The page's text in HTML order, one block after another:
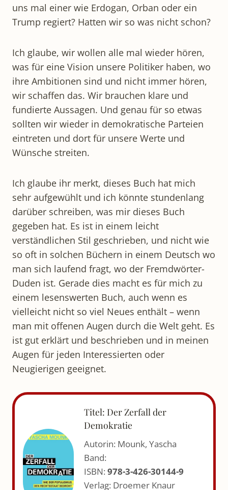
uns mal einer wie Erdogan, Orban oder ein
Trump regiert? Hatten wir so was nicht schon?
Ich glaube, wir wollen alle mal wieder hören,
was für eine Vision unsere Politiker haben, wo
ihre Ambitionen sind und nicht immer hören,
wir schaffen das. Wir brauchen klare und
fundierte Aussagen. Und genau für so etwas
sollten wir wieder in demokratische Parteien
eintreten und dort für unsere Werte und
Wünsche streiten.
Ich glaube ihr merkt, dieses Buch hat mich
sehr aufgewühlt und ich könnte stundenlang
darüber schreiben, was mir dieses Buch
gegeben hat. Es ist in einem leicht
verständlichen Stil geschrieben, und nicht wie
so oft in solchen Büchern in einem Deutsch wo
man sich laufend fragt, wo der Fremdwörter-
Duden ist. Gerade dies macht es für mich zu
einem lesenswerten Buch, auch wenn es
vielleicht nicht so viel Neues enthält – wenn
man mit offenen Augen durch die Welt geht. Es
ist gut erklärt und beschrieben und in meinen
Augen für jeden Interessierten oder
Neugierigen geeignet.
Titel: Der Zerfall der
Demokratie
Autorin: Mounk, Yascha
Band:
ISBN: 978-3-426-30144-9
Verlag: Droemer Knaur